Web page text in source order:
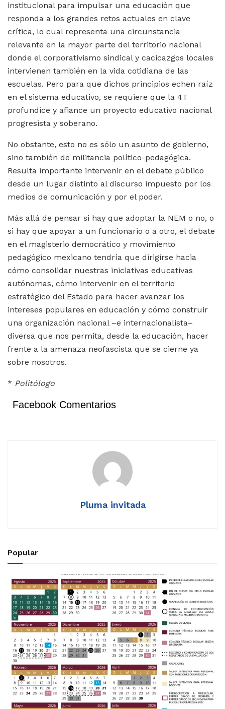
institucional para impulsar una educación que
responda a los grandes retos actuales en clave
crítica, lo cual representa una circunstancia
relevante en la mayor parte del territorio nacional
donde el corporativismo sindical y cacicazgos locales
intervienen también en la vida cotidiana de las
escuelas. Pero para que dichos principios echen raíz
en el sistema educativo, se requiere que la 4T
profundice y afiance un proyecto educativo nacional
progresista y soberano.
No obstante, esto no es sólo un asunto de gobierno,
sino también de militancia político-pedagógica.
Resulta importante intervenir en el debate público
desde un lugar distinto al discurso impuesto por los
medios de comunicación y por el poder.
Más allá de pensar si hay que adoptar la NEM o no, o
si hay que apoyar a un funcionario o a otro, el debate
en el magisterio democrático y movimiento
pedagógico mexicano tendría que dirigirse hacia
cómo consolidar nuestras iniciativas educativas
autónomas, cómo intervenir en el territorio
estratégico del Estado para hacer avanzar los
intereses populares en educación y cómo construir
una organización nacional –e internacionalista–
diversa que nos permita, desde la educación, hacer
frente a la amenaza neofascista que se cierne ya
sobre nosotros.
* Politólogo
Facebook Comentarios
Pluma invitada
Popular